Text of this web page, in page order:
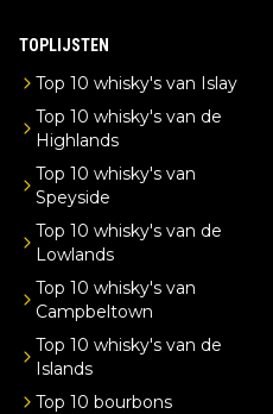
TOPLIJSTEN
Top 10 whisky's van Islay
Top 10 whisky's van de
Highlands
Top 10 whisky's van
Speyside
Top 10 whisky's van de
Lowlands
Top 10 whisky's van
Campbeltown
Top 10 whisky's van de
Islands
Top 10 bourbons